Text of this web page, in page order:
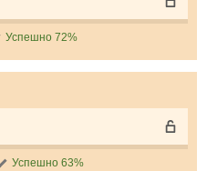
Успешно 72%
Успешно 63%